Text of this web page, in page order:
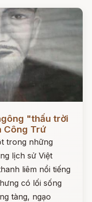
"thấu trời
Công Trứ
trong những
lịch sử Việt
liêm nổi tiếng
có lối sống
tàng, ngạo